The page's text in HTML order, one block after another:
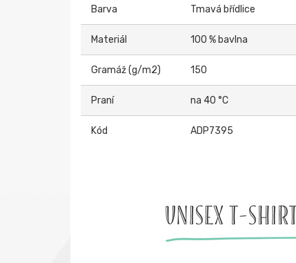
Barva Tmavá břídlice
Materiál 100 % bavlna
Gramáž (g/m2) 150
Praní na 40 °C
Kód ADP7395